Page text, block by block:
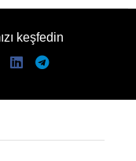
keşfedin